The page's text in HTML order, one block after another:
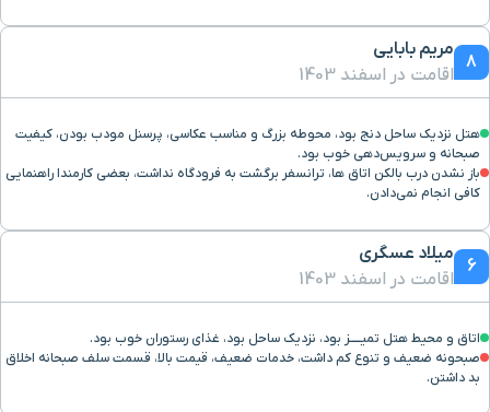
8
مریم بابایی
اقامت در اسفند 1403
هتل نزدیک ساحل دنج بود، محوطه بزرگ و مناسب عکاسی، پرسنل مودب بودن، کیفیت
صبحانه و سرویس‌دهی خوب بود.
باز نشدن درب بالکن اتاق ها، ترانسفر برگشت به فرودگاه نداشت، بعضی کارمندا راهنمایی
کافی انجام نمی‌دادن.
6
میلاد عسگری
اقامت در اسفند 1403
اتاق و محیط هتل تميـــــز بود، نزدیک ساحل بود، غذای رستوران خوب بود.
صبحونه ضعیف و تنوع کم داشت، خدمات ضعیف، قیمت بالا، قسمت سلف صبحانه اخلاق
بد داشتن.